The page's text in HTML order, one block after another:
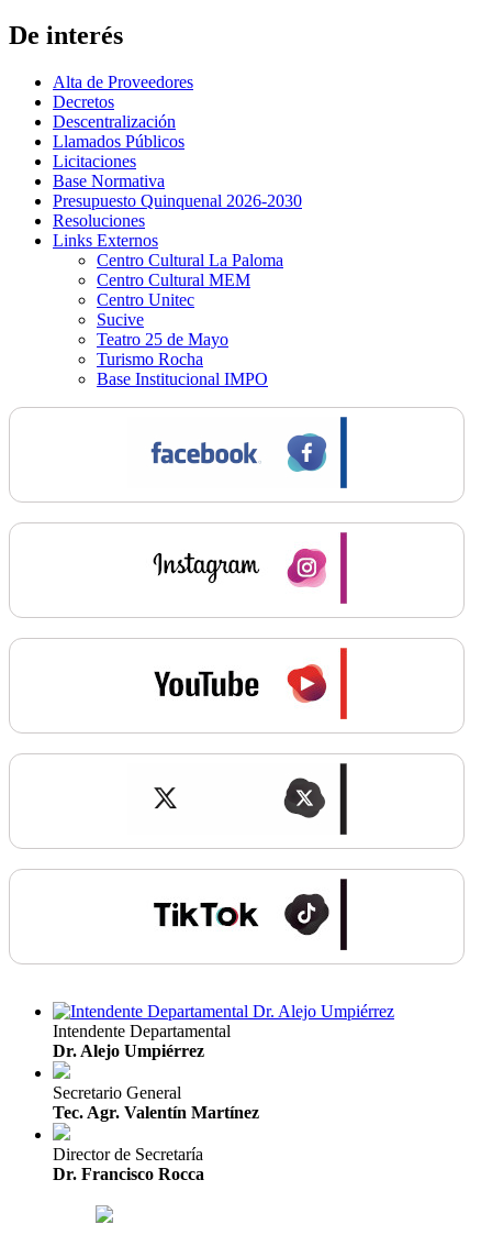
De interés
Alta de Proveedores
Decretos
Descentralización
Llamados Públicos
Licitaciones
Base Normativa
Presupuesto Quinquenal 2026-2030
Resoluciones
Links Externos
Centro Cultural La Paloma
Centro Cultural MEM
Centro Unitec
Sucive
Teatro 25 de Mayo
Turismo Rocha
Base Institucional IMPO
Intendente Departamental
Dr. Alejo Umpiérrez
Secretario General
Tec. Agr. Valentín Martínez
Director de Secretaría
Dr. Francisco Rocca